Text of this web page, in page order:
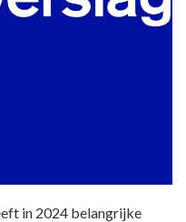
in 2024 belangrijke